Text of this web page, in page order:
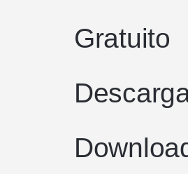
Gratuito